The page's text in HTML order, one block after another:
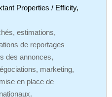
Properties / Efficity,
estimations,
de reportages
des annonces,
marketing,
en place de